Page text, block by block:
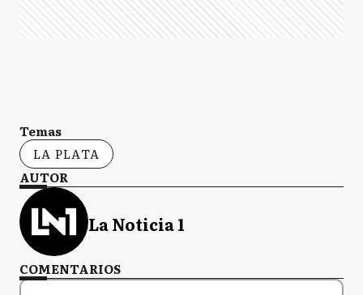
Temas
LA PLATA
AUTOR
La Noticia 1
COMENTARIOS